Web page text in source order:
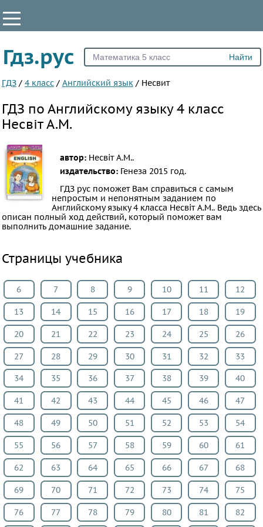
Все
1
3
4
5
6
7
8
9
10
Все
предметы
Математика
Английский
язык
Русский
язык
Немецкий
язык
Белорусский
язык
Французский
язык
Информатика
Музыка
Гдз.рус
ГДЗ / 4 класс / Английский язык / Несвит
ГДЗ по Английскому языку 4 класс
Несвіт A.M.
автор: Несвіт A.M..
издательство: Генеза 2015 год.
ГДЗ рус поможет Вам справиться с самым
непростым и непонятным заданием по
Английскому языку 4 класса Несвіт A.M.. Ведь здесь
описан полный ход действий, который поможет вам
выполнить домашние задание.
Страницы учебника
6 7 8 9 10 11 12
13 14 15 16 17 18 19
20 21 22 23 24 25 26
27 28 29 30 31 32 33
34 35 36 37 38 39 40
41 42 43 44 45 46 47
48 49 50 51 52 53 54
55 56 57 58 59 60 61
62 63 64 65 66 67 68
69 70 71 72 73 74 75
76 77 78 79 80 81 82